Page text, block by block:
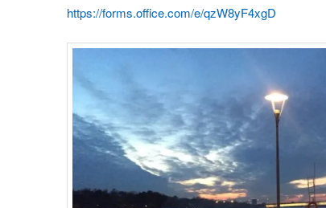
https://forms.office.com/e/qzW8yF4xgD